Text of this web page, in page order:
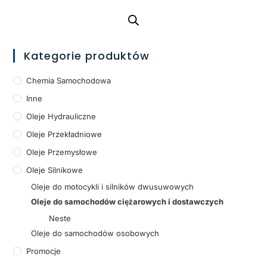
Kategorie produktów
Chemia Samochodowa
Inne
Oleje Hydrauliczne
Oleje Przekładniowe
Oleje Przemysłowe
Oleje Silnikowe
Oleje do motocykli i silników dwusuwowych
Oleje do samochodów ciężarowych i dostawczych
Neste
Oleje do samochodów osobowych
Promocje